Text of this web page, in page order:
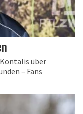
über
– Fans